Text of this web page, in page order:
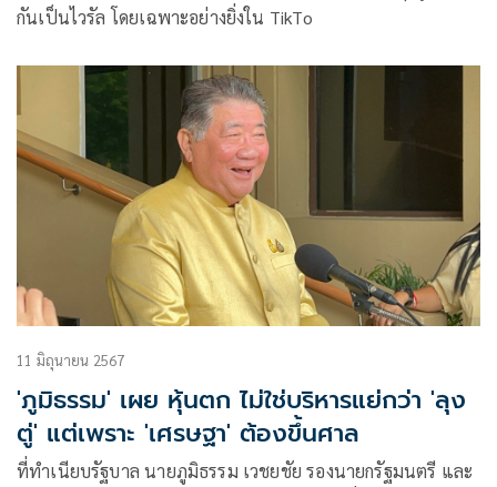
กันเป็นไวรัล โดยเฉพาะอย่างยิ่งใน TikTo
11 มิถุนายน 2567
'ภูมิธรรม' เผย หุ้นตก ไม่ใช่บริหารแย่กว่า 'ลุง
ตู่' แต่เพราะ 'เศรษฐา' ต้องขึ้นศาล
ที่ทำเนียบรัฐบาล นายภูมิธรรม เวชยชัย รองนายกรัฐมนตรี และ